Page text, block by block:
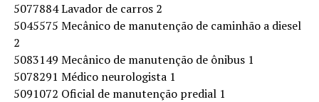
5077884 Lavador de carros 2
5045575 Mecânico de manutenção de caminhão a diesel
2
5083149 Mecânico de manutenção de ônibus 1
5078291 Médico neurologista 1
5091072 Oficial de manutenção predial 1